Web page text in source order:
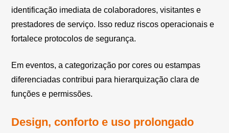
identificação imediata de colaboradores, visitantes e
prestadores de serviço. Isso reduz riscos operacionais e
fortalece protocolos de segurança.
Em eventos, a categorização por cores ou estampas
diferenciadas contribui para hierarquização clara de
funções e permissões.
Design, conforto e uso prolongado